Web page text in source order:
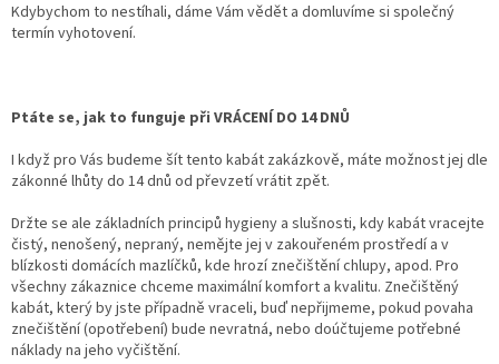
Kdybychom to nestíhali, dáme Vám vědět a domluvíme si společný
termín vyhotovení.
Ptáte se, jak to funguje při VRÁCENÍ DO 14 DNŮ
I když pro Vás budeme šít tento kabát zakázkově, máte možnost jej dle
zákonné lhůty do 14 dnů od převzetí vrátit zpět.
Držte se ale základních principů hygieny a slušnosti, kdy kabát vracejte
čistý, nenošený, nepraný, nemějte jej v zakouřeném prostředí a v
blízkosti domácích mazlíčků, kde hrozí znečištění chlupy, apod. Pro
všechny zákaznice chceme maximální komfort a kvalitu. Znečištěný
kabát, který by jste případně vraceli, buď nepřijmeme, pokud povaha
znečištění (opotřebení) bude nevratná, nebo doúčtujeme potřebné
náklady na jeho vyčištění.